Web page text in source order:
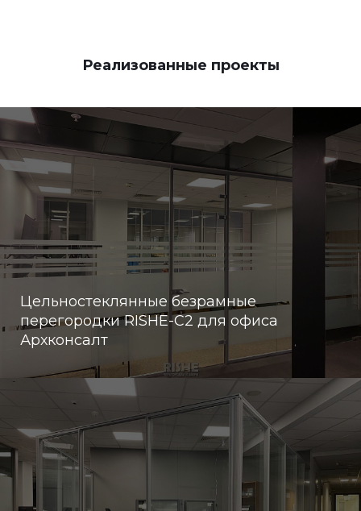
Реализованные проекты
Цельностеклянные безрамные
перегородки RISHE-С2 для офиса
Архконсалт